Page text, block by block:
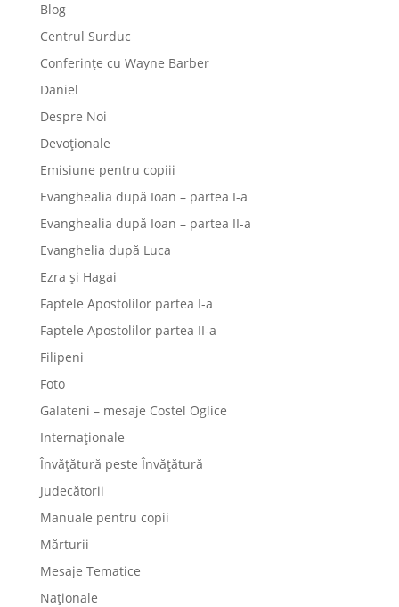
Blog
Centrul Surduc
Conferințe cu Wayne Barber
Daniel
Despre Noi
Devoționale
Emisiune pentru copiii
Evanghealia după Ioan – partea I-a
Evanghealia după Ioan – partea II-a
Evanghelia după Luca
Ezra și Hagai
Faptele Apostolilor partea I-a
Faptele Apostolilor partea II-a
Filipeni
Foto
Galateni – mesaje Costel Oglice
Internaționale
Învățătură peste Învățătură
Judecătorii
Manuale pentru copii
Mărturii
Mesaje Tematice
Naționale